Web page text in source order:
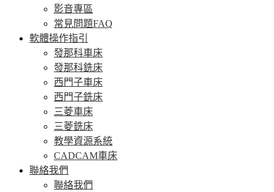
影音專區
常見問題FAQ
軟體操作指引
發那科車床
發那科銑床
西門子車床
西門子銑床
三菱車床
三菱銑床
教學資源系統
CADCAM車床
聯絡我們
聯絡我們